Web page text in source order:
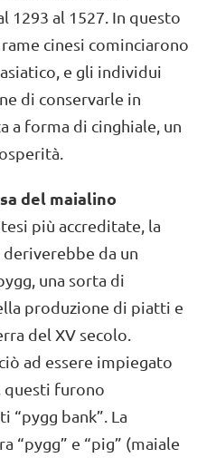
1293 al 1527. In questo
cinesi cominciarono
e gli individui
di conservarle in
a forma di cinghiale, un
del maialino
più accreditate, la
da un
una sorta di
produzione di piatti e
del XV secolo.
ad essere impiegato
questi furono
“pygg bank”. La
“pygg” e “pig” (maiale